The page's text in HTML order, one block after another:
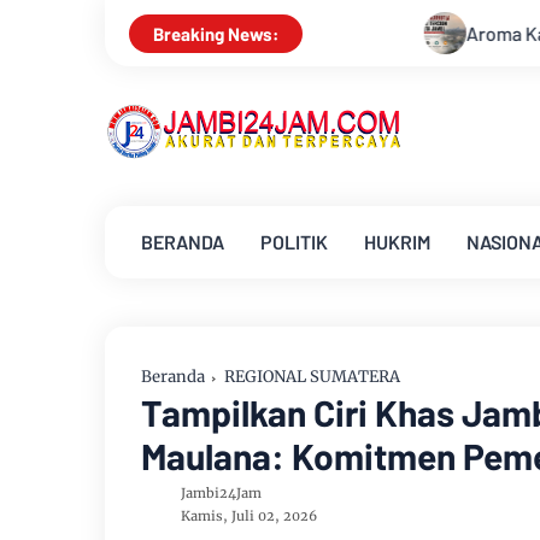
Breaking News:
Aroma Karhutla Mulai Tercium di Kota Jambi,
BERANDA POLITIK HUKRIM
Beranda REGIONAL SUMATERA
Tampilkan Ciri Khas
Maulana: Komitmen
Jambi24Jam
Kamis, Juli 02, 2026